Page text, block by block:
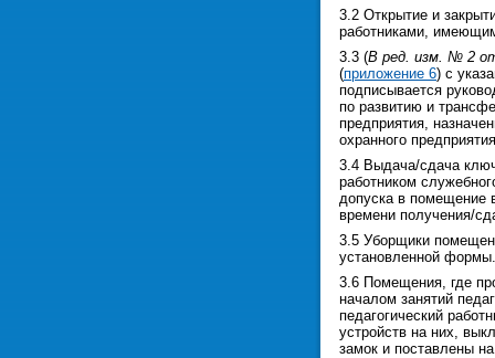
3.2 Открытие и
работниками,
3.3 (В ред. изм. № 2
(приложение 6) с
подписывается
по развитию и
предприятия,
охранного
3.4 Выдача/сдача
работником
допуска в помещение
времени получения/
3.5 Уборщики
установленной формы.
3.6 Помещения, где
началом занятий
педагогический
устройств на них,
замок и поставлены